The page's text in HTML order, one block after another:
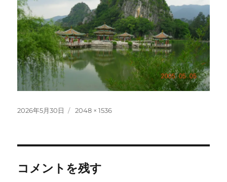
投
2026年5月30日
フ
2048 × 1536
コメントを残す